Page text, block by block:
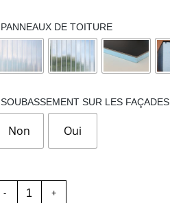
PANNEAUX DE TOITURE
SOUBASSEMENT SUR LES FAÇADES
Non Oui
- +